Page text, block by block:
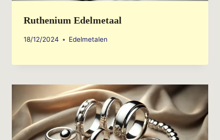
Ruthenium Edelmetaal
18/12/2024 Edelmetalen